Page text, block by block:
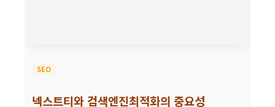
SEO
넥스트티와 검색엔진최적화의 중요성